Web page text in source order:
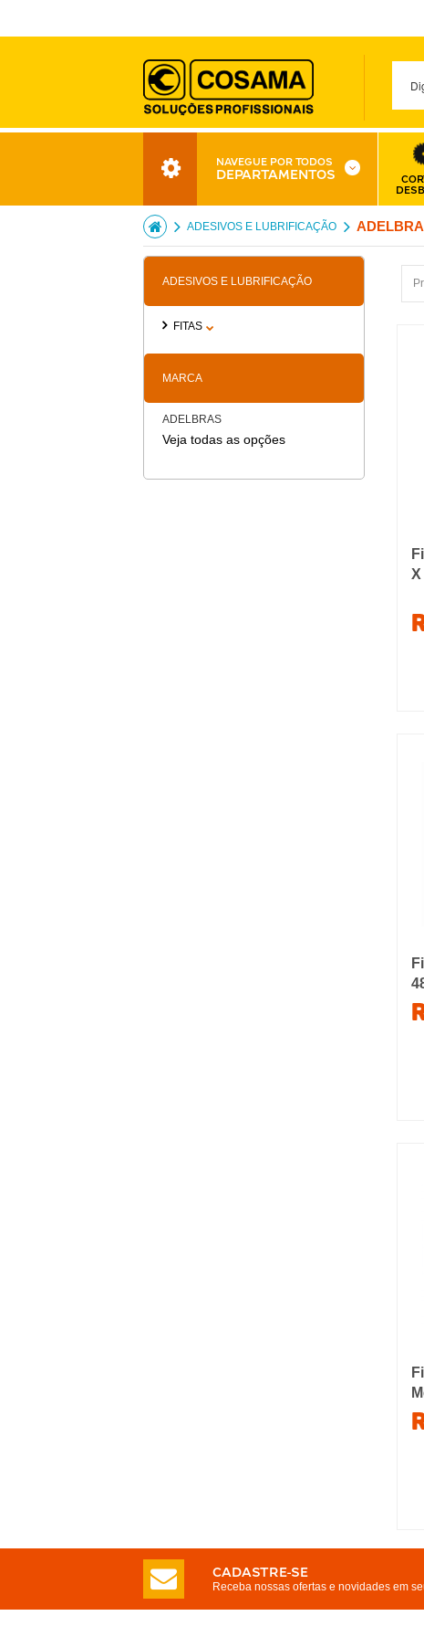
NAVEGUE POR TODOS
DEPARTAMENTOS
ADESIVOS E LUBRIFICAÇÃO
ADESIVOS E LUBRIFICAÇÃO
FITAS
MARCA
ADELBRAS
Veja todas as opções
X
CADASTRE-SE
Receba nossas ofertas e novidades em